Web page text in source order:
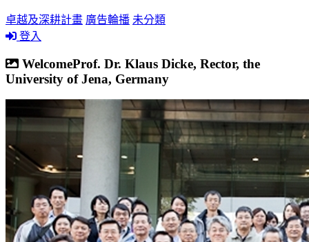
卓越及深耕計畫 廣告輪播 未分類
登入
WelcomeProf. Dr. Klaus Dicke, Rector, the
University of Jena, Germany